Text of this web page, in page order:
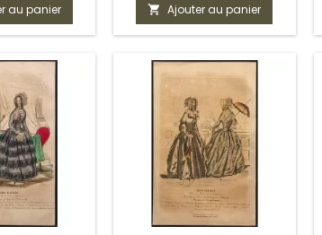
au panier  Ajouter au panier